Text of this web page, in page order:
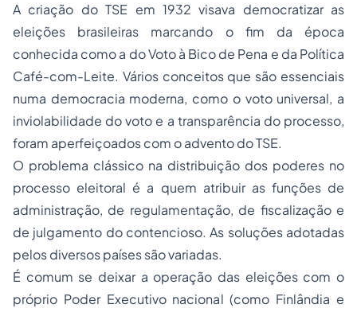
A criação do TSE em 1932 visava democratizar as
eleições brasileiras marcando o fim da época
conhecida como a doVoto à Bico de Pena e da Política
Café-com-Leite. Vários conceitos que são essenciais
numa democracia moderna, como o voto universal, a
inviolabilidade do voto e a transparência do processo,
foram aperfeiçoados com o advento do TSE.
O problema clássico na distribuição dos poderes no
processo eleitoral é a quem atribuir as funções de
administração, de regulamentação, de fiscalizaçãoe
de julgamento do contencioso. As soluções adotadas
pelos diversos países são variadas.
É comum se deixar a operação das eleições com o
próprio Poder Executivo nacional (como Finlândia e